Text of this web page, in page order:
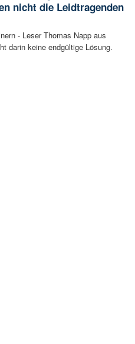
nicht die Leidtragenden
- Leser Thomas Napp aus
darin keine endgültige Lösung.